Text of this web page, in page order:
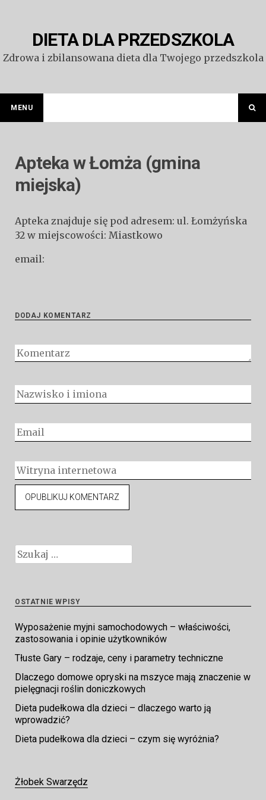
DIETA DLA PRZEDSZKOLA
Zdrowa i zbilansowana dieta dla Twojego przedszkola
MENU
Apteka w Łomża (gmina
miejska)
Apteka znajduje się pod adresem: ul. Łomżyńska
32 w miejscowości: Miastkowo
email:
DODAJ KOMENTARZ
Szukaj:
OSTATNIE WPISY
Wyposażenie myjni samochodowych – właściwości,
zastosowania i opinie użytkowników
Tłuste Gary – rodzaje, ceny i parametry techniczne
Dlaczego domowe opryski na mszyce mają znaczenie w
pielęgnacji roślin doniczkowych
Dieta pudełkowa dla dzieci – dlaczego warto ją
wprowadzić?
Dieta pudełkowa dla dzieci – czym się wyróżnia?
Żłobek Swarzędz